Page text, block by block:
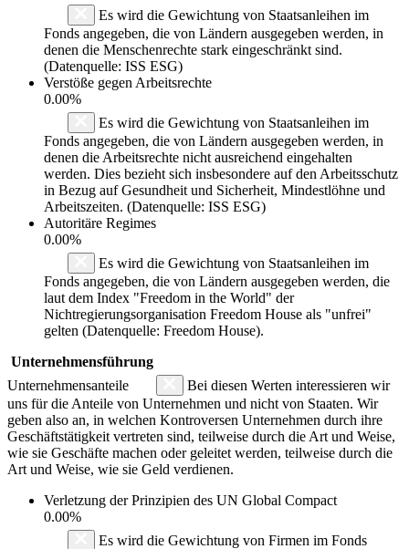
Es wird die Gewichtung von Staatsanleihen im
Fonds angegeben, die von Ländern ausgegeben werden, in
denen die Menschenrechte stark eingeschränkt sind.
(Datenquelle: ISS ESG)
Verstöße gegen Arbeitsrechte
0.00%
Es wird die Gewichtung von Staatsanleihen im
Fonds angegeben, die von Ländern ausgegeben werden, in
denen die Arbeitsrechte nicht ausreichend eingehalten
werden. Dies bezieht sich insbesondere auf den Arbeitsschutz
in Bezug auf Gesundheit und Sicherheit, Mindestlöhne und
Arbeitszeiten. (Datenquelle: ISS ESG)
Autoritäre Regimes
0.00%
Es wird die Gewichtung von Staatsanleihen im
Fonds angegeben, die von Ländern ausgegeben werden, die
laut dem Index "Freedom in the World" der
Nichtregierungsorganisation Freedom House als "unfrei"
gelten (Datenquelle: Freedom House).
Unternehmensführung
Unternehmensanteile
Bei diesen Werten interessieren wir
uns für die Anteile von Unternehmen und nicht von Staaten. Wir
geben also an, in welchen Kontroversen Unternehmen durch ihre
Geschäftstätigkeit vertreten sind, teilweise durch die Art und Weise,
wie sie Geschäfte machen oder geleitet werden, teilweise durch die
Art und Weise, wie sie Geld verdienen.
Verletzung der Prinzipien des UN Global Compact
0.00%
Es wird die Gewichtung von Firmen im Fonds